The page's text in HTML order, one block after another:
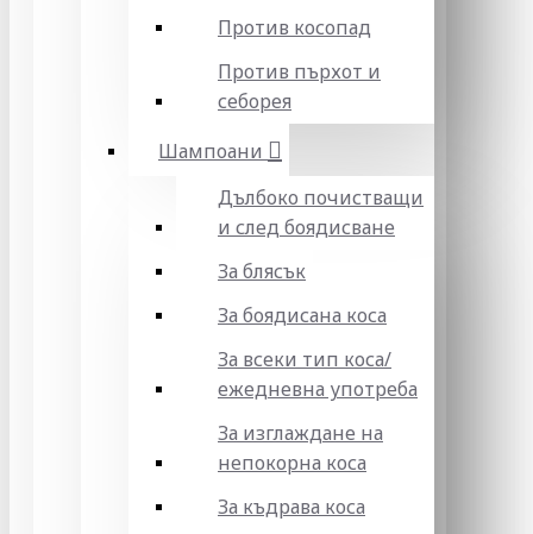
Против косопад
Против пърхот и
себорея
Шампоани
Дълбоко почистващи
и след боядисване
За блясък
За боядисана коса
За всеки тип коса/
ежедневна употреба
За изглаждане на
непокорна коса
За къдрава коса